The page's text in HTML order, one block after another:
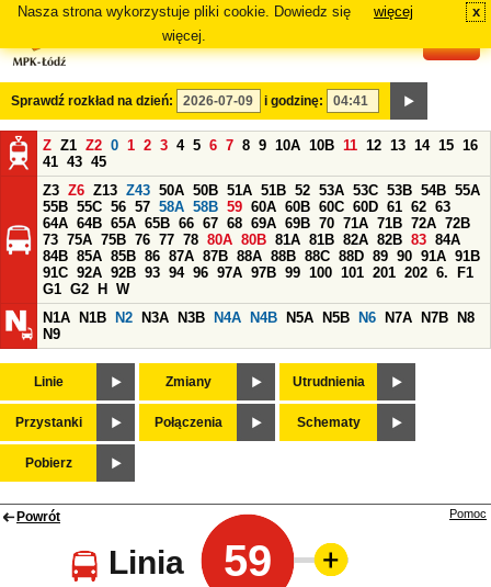
Nasza strona wykorzystuje pliki cookie. Dowiedz się
więcej.
więcej x
Sprawdź rozkład na dzień: i godzinę:
Z Z1 Z2 0 1 2 3 4 5 6 7 8 9 10A 10B 11 12 13 14 15 16
41 43 45
Z3 Z6 Z13 Z43 50A 50B 51A 51B 52 53A 53C 53B 54B 55A
55B 55C 56 57 58A 58B 59 60A 60B 60C 60D 61 62 63
64A 64B 65A 65B 66 67 68 69A 69B 70 71A 71B 72A 72B
73 75A 75B 76 77 78 80A 80B 81A 81B 82A 82B 83 84A
84B 85A 85B 86 87A 87B 88A 88B 88C 88D 89 90 91A 91B
91C 92A 92B 93 94 96 97A 97B 99 100 101 201 202 6.
F1
G1 G2 H
W
N1A
N1B N2 N3A N3B N4A N4B N5A N5B N6 N7A N7B
N8
N9
Linie Zmiany Utrudnienia
Przystanki Połączenia Schematy
Pobierz
Powrót
Linia 59
Pomoc